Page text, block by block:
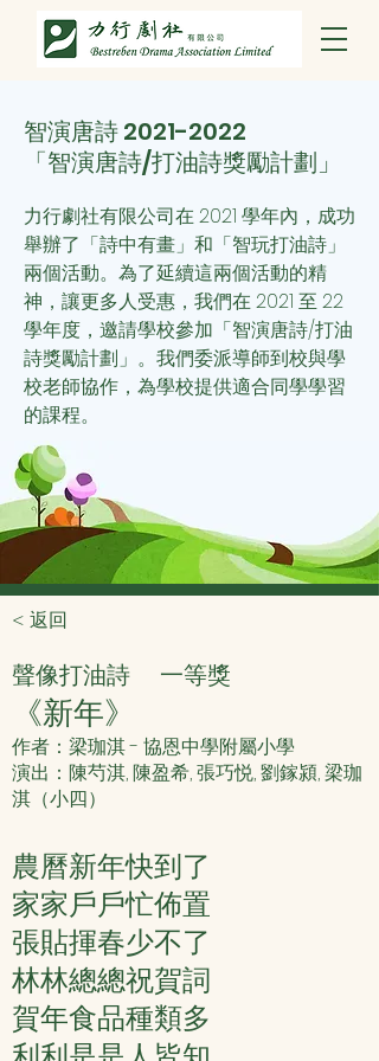
智演唐詩2021-2022
「智演唐詩/打油詩獎勵計劃」
力行劇社有限公司在 2021 學年內，成功
舉辦了「詩中有畫」和「智玩打油詩」
兩個活動。為了延續這兩個活動的精
神，讓更多人受惠，我們在 2021 至 22
學年度，邀請學校參加「智演唐詩/打油
詩獎勵計劃」。我們委派導師到校與學
校老師協作，為學校提供適合同學學習
的課程。
< 返回
聲像打油詩 一等獎
《新年》
作者：梁珈淇 - 協恩中學附屬小學
演出：陳芍淇, 陳盈希, 張巧悦, 劉鎵潁, 梁珈
淇（小四）
農曆新年快到了
家家戶戶忙佈置
張貼揮春少不了
林林總總祝賀詞
賀年食品種類多